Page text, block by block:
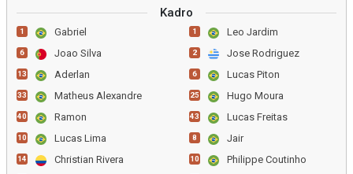
Kadro
1 Gabriel
6 Joao Silva
13 Aderlan
33 Matheus Alexandre
40 Ramon
10 Lucas Lima
14 Christian Rivera
1 Leo Jardim
2 Jose Rodriguez
6 Lucas Piton
25 Hugo Moura
43 Lucas Freitas
8 Jair
10 Philippe Coutinho